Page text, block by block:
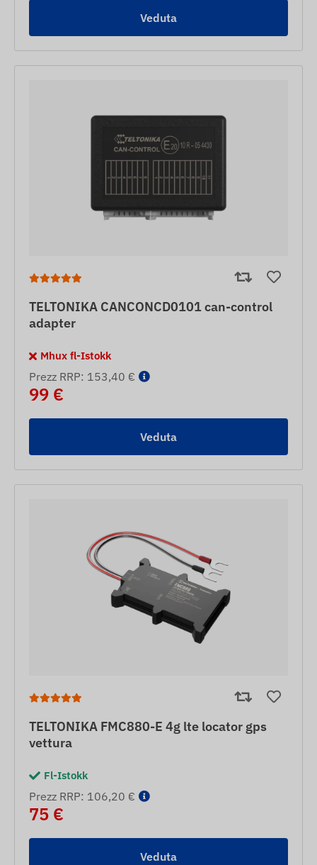
Veduta
TELTONIKA CANCONCD0101 can-control
adapter
Mhux fl-Istokk
Prezz RRP: 153,40 €
99 €
Veduta
TELTONIKA FMC880-E 4g lte locator gps
vettura
Fl-Istokk
Prezz RRP: 106,20 €
75 €
Veduta